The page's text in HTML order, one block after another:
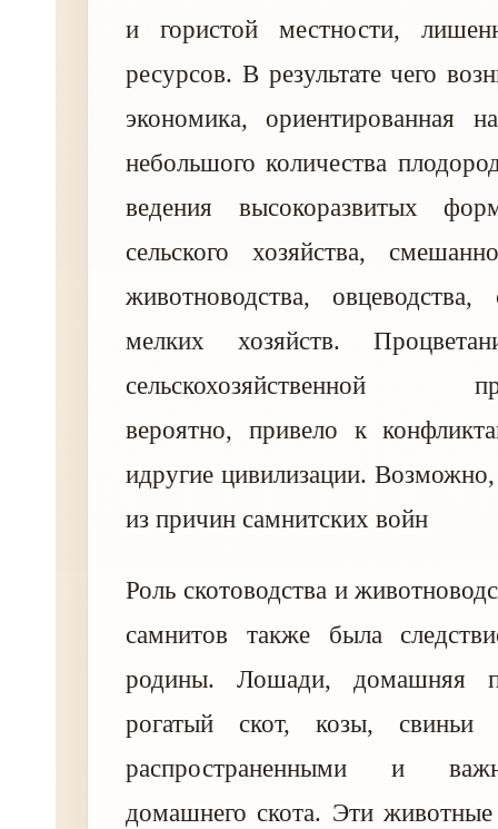
и гористой местности,
ресурсов. В результате чего
экономика, ориентированная
небольшого количества
ведения высокоразвитых
сельского хозяйства,
животноводства, овцеводства,
мелких хозяйств.
сельскохозяйственной
вероятно, привело к
идругие цивилизации.
из причин самнитских войн
Роль скотоводства и
самнитов также была
родины. Лошади, домашняя
рогатый скот, козы,
распространенными и
домашнего скота. Эти животные